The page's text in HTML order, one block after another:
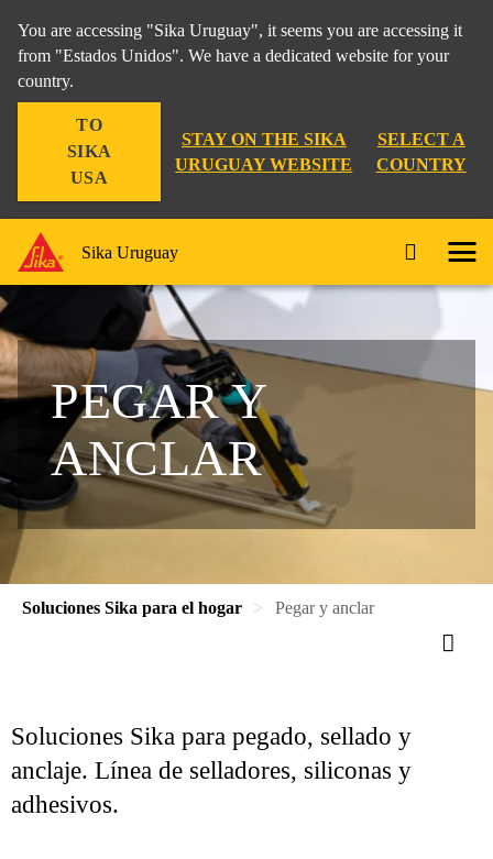
You are accessing "Sika Uruguay", it seems you are accessing it
from "Estados Unidos". We have a dedicated website for your
country.
TO
SIKA
USA
STAY ON THE SIKA
URUGUAY WEBSITE
SELECT A
COUNTRY
Sika Uruguay
PEGAR Y
ANCLAR
Soluciones Sika para el hogar Pegar y anclar
Soluciones Sika para pegado, sellado y
anclaje. Línea de selladores, siliconas y
adhesivos.